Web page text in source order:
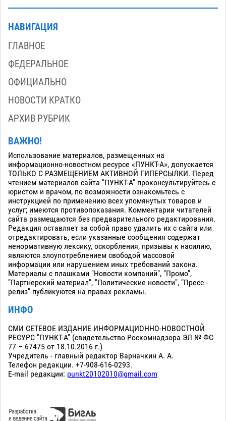
НАВИГАЦИЯ
ГЛАВНОЕ
ФЕДЕРАЛЬНОЕ
ОФИЦИАЛЬНО
НОВОСТИ КРАТКО
АРХИВ РУБРИК
ВАЖНО!
Использование материалов, размещенных на
информационно-новостном ресурсе «ПУНКТ-А», допускается
ТОЛЬКО С РАЗМЕЩЕНИЕМ АКТИВНОЙ ГИПЕРСЫЛКИ. Перед
чтением материалов сайта "ПУНКТ-А" проконсультируйтесь с
юристом и врачом, по возможности ознакомьтесь с
инструкцией по применению всех упомянутых товаров и
услуг; имеются противопоказания. Комментарии читателей
сайта размещаются без предварительного редактирования.
Редакция оставляет за собой право удалить их с сайта или
отредактировать, если указанные сообщения содержат
ненормативную лексику, оскорбления, призывы к насилию,
являются злоупотреблением свободой массовой
информации или нарушением иных требований закона.
Материалы с плашками "Новости компаний", "Промо",
"Партнерский материал", "Политические новости", "Пресс -
релиз" публикуются на правах рекламы.
ИНФО
СМИ СЕТЕВОЕ ИЗДАНИЕ ИНФОРМАЦИОННО-НОВОСТНОЙ
РЕСУРС "ПУНКТ-А" (свидетельство Роскомнадзора ЭЛ № ФС
77 – 67475 от 18.10.2016 г.)
Учредитель - главный редактор Варначкин А. А.
Телефон редакции. +7-908-616-0293.
E-mail редакции: punkt20102010@gmail.com